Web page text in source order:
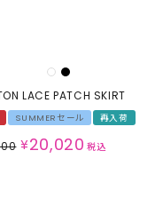
LACE PATCH SKIRT
SUMMERセール 再入荷
¥20,020 税込